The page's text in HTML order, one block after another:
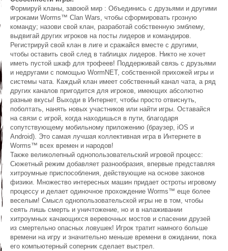
Формируй кланы, завоюй мир : Объединись с друзьями и другими
игроками Worms™ Clan Wars, чтобы сформировать грозную
команду; назови свой клан, разработай собственную эмблему,
выдвигай других игроков на посты лидеров и командиров.
Регистрируй свой клан в лиге и сражайся вместе с другими,
чтобы оставить свой след в таблицах лидеров. Никто не хочет
иметь пустой шкаф для трофеев! Поддерживай связь с друзьями
и недругами с помощью WormNET, собственной прихожей игры и
системы чата. Каждый клан имеет собственный канал чата, а ряд
других каналов пригодится для игроков, имеющих абсолютно
разные вкусы! Выходи в Интернет, чтобы просто отвиснуть,
поболтать, нанять новых участников или найти игры. Оставайся
на связи с игрой, когда находишься в пути, благодаря
сопутствующему мобильному приложению (браузер, iOS и
Android). Это самая лучшая коллективная игра в Интернете в
Worms™ всех времен и народов!
Также великолепный однопользовательский игровой процесс:
Сюжетный режим добавляет разнообразия, впервые представляя
хитроумные приспособления, действующие на основе законов
физики. Множество интересных машин придает остроты игровому
процессу и делает одиночное прохождение Worms™ еще более
веселым! Смысл однопользовательской игры не в том, чтобы
сеять лишь смерть и уничтожение, но и в налаживании
хитроумных качающихся веревочных мостов и спасении друзей
из смертельно опасных ловушек! Игрок тратит намного больше
времени на игру и значительно меньше времени в ожидании, пока
его компьютерный соперник сделает выстрел.